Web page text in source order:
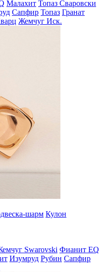
Малахит Топаз Сваровски
Сапфир Топаз Гранат
Жемчуг Иск.
шарм Кулон
Swarovski Фианит EQ
Изумруд Рубин Сапфир